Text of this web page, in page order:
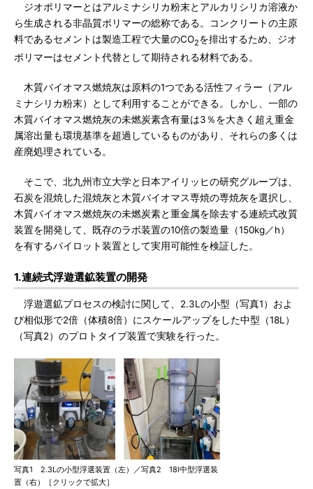
ジオポリマーとはアルミナシリカ粉末とアルカリシリカ溶液か
ら生成される非晶質ポリマーの総称である。コンクリートの主原
料であるセメントは製造工程で大量のCO2を排出するため、ジオ
ポリマーはセメント代替として期待される材料である。
木質バイオマス燃焼灰は原料の1つである活性フィラー（アル
ミナシリカ粉末）として利用することができる。しかし、一部の
木質バイオマス燃焼灰の未燃炭素含有量は3％を大きく超え重金
属溶出量も環境基準を超過しているものがあり、それらの多くは
産廃処理されている。
そこで、北九州市立大学と日本アイリッヒの研究グループは、
石炭を混焼した混焼灰と木質バイオマス専焼の専焼灰を選択し、
木質バイオマス燃焼灰の未燃炭素と重金属を除去する連続式改質
装置を開発して、既存のラボ装置の10倍の製造量（150kg／h）
を有するパイロット装置として実用可能性を検証した。
1.連続式浮遊選鉱装置の開発
浮遊選鉱プロセスの検討に関して、2.3Lの小型（写真1）およ
び相似形で2倍（体積8倍）にスケールアップをした中型（18L）
（写真2）のプロトタイプ装置で実験を行った。
写真1 2.3Lの小型浮選装置（左）／写真2 18l中型浮選装
置（右）［クリックで拡大］